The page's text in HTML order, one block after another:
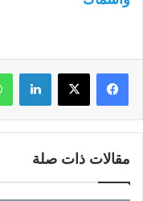
لينكدإن
مقالات ذات صلة